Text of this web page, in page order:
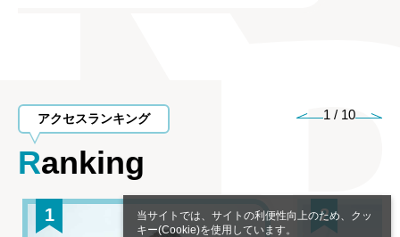
当サイトでは、サイトの利便性向上のため、クッ
キー(Cookie)を使用しています。
アクセスランキング
Ranking
1 / 10
1 2